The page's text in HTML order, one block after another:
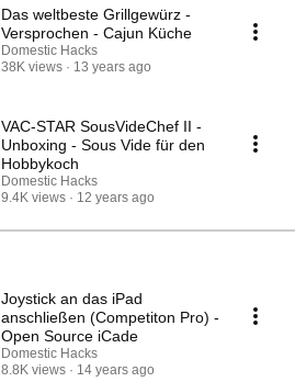
Das weltbeste Grillgewürz -
Versprochen - Cajun Küche
Domestic Hacks
38K views
13 years ago
VAC-STAR SousVideChef II -
Unboxing - Sous Vide für den
Hobbykoch
Domestic Hacks
9.4K views
12 years ago
Joystick an das iPad
anschließen (Competiton Pro) -
Open Source iCade
Domestic Hacks
8.8K views
14 years ago